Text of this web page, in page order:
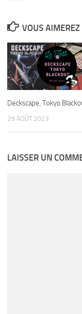
VOUS AIMEREZ
Deckscape, Tokyo
29 AOÛT 2023
LAISSER UN